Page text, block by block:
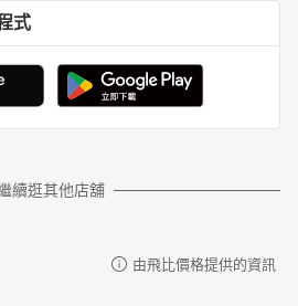
式
續逛其他店舖
由飛比價格提供的資訊